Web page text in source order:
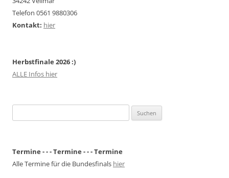
Telefon 0561 9880306
Kontakt: hier
Herbstfinale 2026 :)
ALLE Infos hier
nach:
Termine - - - Termine - - - Termine
Alle Termine für die Bundesfinals hier